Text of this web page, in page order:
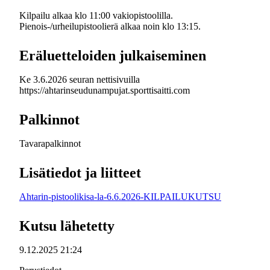
Kilpailu alkaa klo 11:00 vakiopistoolilla.
Pienois-/urheilupistoolierä alkaa noin klo 13:15.
Eräluetteloiden julkaiseminen
Ke 3.6.2026 seuran nettisivuilla
https://ahtarinseudunampujat.sporttisaitti.com
Palkinnot
Tavarapalkinnot
Lisätiedot ja liitteet
Ahtarin-pistoolikisa-la-6.6.2026-KILPAILUKUTSU
Kutsu lähetetty
9.12.2025 21:24